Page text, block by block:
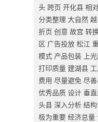
头 跨页 开化县 相
分类整理 大自然
折页 创意 故宫 转
区 广告投放 松江
模式 产品包装 上
打印质量 建湖县
费用 尽量避免 尽
优秀品质 设计 垂
头县 深入分析 结
极为重要 经济总量